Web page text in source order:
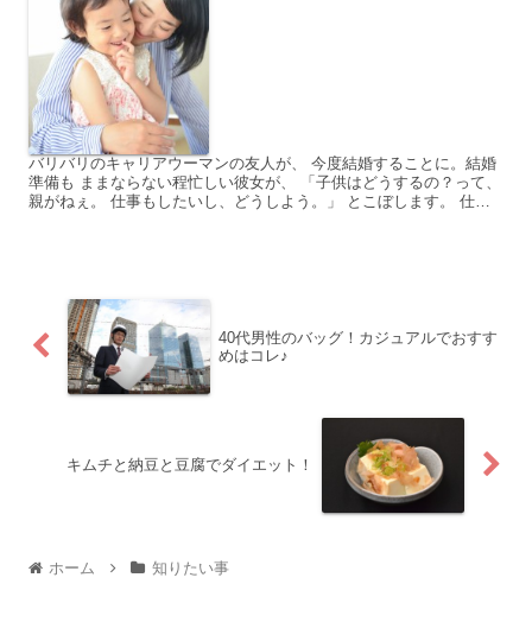
バリバリのキャリアウーマンの友人が、 今度結婚することに。結婚
準備も ままならない程忙しい彼女が、 「子供はどうするの？って、
親がねぇ。 仕事もしたいし、どうしよう。」 とこぼします。 仕事
40代男性のバッグ！カジュアルでおすす
めはコレ♪
キムチと納豆と豆腐でダイエット！
ホーム 知りたい事